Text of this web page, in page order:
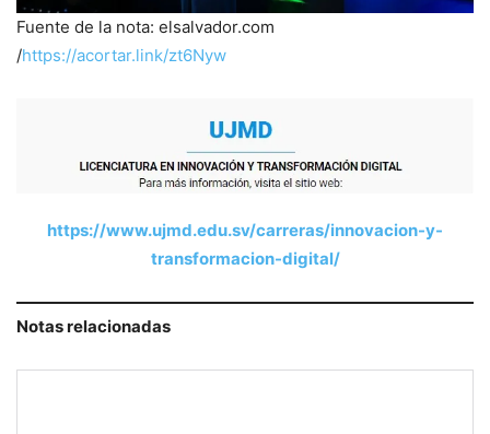
Fuente de la nota: elsalvador.com
/https://acortar.link/zt6Nyw
https://www.ujmd.edu.sv/carreras/innovacion-y-
transformacion-digital/
Notas relacionadas